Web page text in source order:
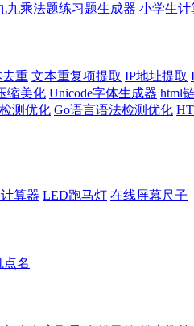
九乘法题练习题生成器 小学生计
重 文本重复项提取 IP地址提取
缩美化 Unicode字体生成器 html
测优化 Go语言语法检测优化
算器 LED跑马灯 在线屏幕尺子
点名